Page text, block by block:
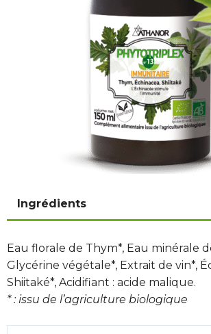
Ingrédients
Eau florale de Thym*, Eau minérale
Glycérine végétale*, Extrait de vin*,
Shiitaké*, Acidifiant : acide malique.
* : issu de l’agriculture biologique